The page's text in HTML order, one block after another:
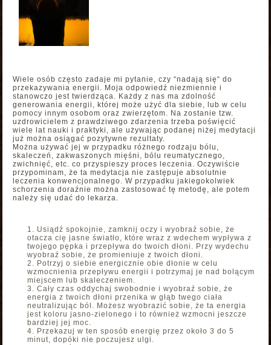
Wiele osób często zadaje mi pytanie, czy “nadają się“ do
przekazywania energii. Moja odpowiedź niezmiennie i
stanowczo jest twierdząca. Każdy z nas ma zdolność
generowania energii, której może użyć dla siebie, lub w celu
pomocy innym osobom oraz zwierzętom. Na zostanie tzw.
uzdrowicielem z prawdziwego zdarzenia trzeba poświęcić
wiele lat nauki i praktyki, ale używając podanej niżej medytacji
już można osiągać pozytywne rezultaty.
Można używać jej w przypadku różnego rodzaju bólu,
skaleczeń, zakwaszonych mięśni, bólu reumatycznego,
zwichnięć, etc. co przyspieszy proces leczenia. Oczywiście
przypominam, że ta medytacja nie zastępuje absolutnie
leczenia konwencjonalnego. W przypadku jakiegokolwiek
schorzenia doraźnie można zastosować tę metodę, ale potem
należy się udać do lekarza.
Usiądź spokojnie, zamknij oczy i wyobraź sobie, że
otacza cię jasne światło, które wraz z wdechem wypływa z
twojego pępka i przepływa do twoich dłoni. Przy wydechu
wyobraź sobie, że promieniuje z twoich dłoni.
Potrzyj o siebie energicznie obie dłonie w celu
wzmocnienia przepływu energii i potrzymaj je nad bolącym
miejscem lub skaleczeniem.
Cały czas oddychaj swobodnie i wyobraź sobie, że
energia z twoich dłoni przenika w głąb twego ciała
neutralizując ból. Możesz wyobrazić sobie, że ta energia
jest koloru jasno-zielonego i to również wzmocni jeszcze
bardziej jej moc.
Przekazuj w ten sposób energię przez około 3 do 5
minut, dopóki nie poczujesz ulgi.